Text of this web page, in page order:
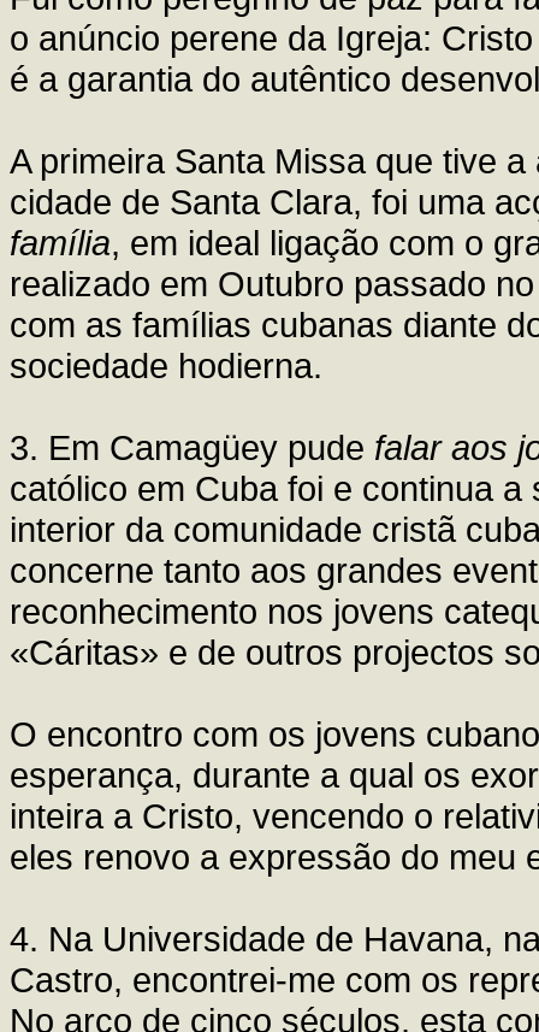
o anúncio perene da Igreja:
é a garantia do autêntico
A primeira Santa Missa que tive
cidade de Santa Clara, foi uma
família, em ideal ligação com o
realizado em Outubro passado
com as famílias cubanas diante
sociedade hodierna.
3. Em Camagüey pude falar aos
católico em Cuba foi e continua
interior da comunidade cristã
concerne tanto aos grandes
reconhecimento nos jovens
«Cáritas» e de outros projectos
O encontro com os jovens
esperança, durante a qual os
inteira a Cristo, vencendo o
eles renovo a expressão do meu
4. Na Universidade de Havana,
Castro, encontrei-me com os
No arco de cinco séculos, esta